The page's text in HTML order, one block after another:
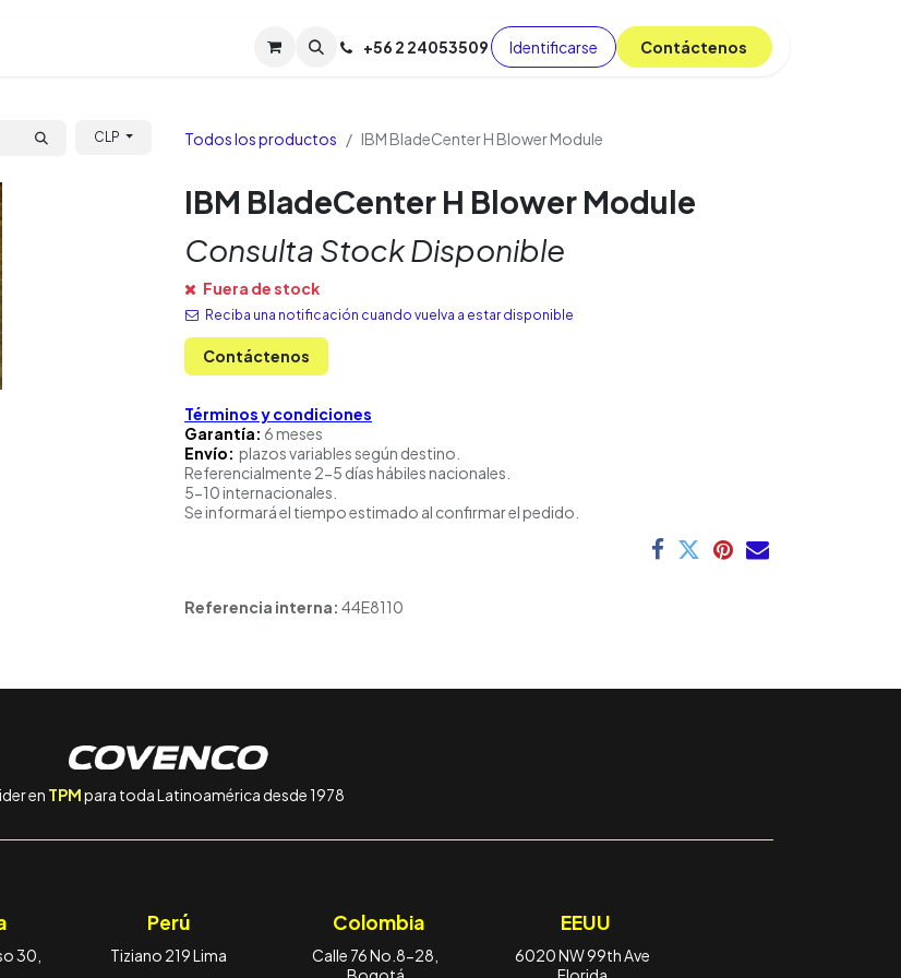
Soporte TPM (CL) Tienda Cursos Blog
+56 2 24053509 Identificarse C​​​​ont​​​​áct​​​​​​en​​​​​​os
CLP Todos los productos IBM BladeCenter H Blower Module
IBM BladeCenter H Blower Module
Consulta Stock Disponible
Fuera de stock
Reciba una notificación cuando vuelva a estar disponible
Contáctenos
Términos y condiciones
Garantía: 6 meses
Envío: plazos variables según destino.
Referencialmente 2-5 días hábiles nacionales.
5-10 internacionales.
Se informará el tiempo estimado al confirmar el pedido.
Referencia interna: 44E8110
en TPMpara toda Latinoamérica desde 1978
30,
Perú
Tiziano 219 Lima
Colombia
Calle 76 No.8-28,
EEUU
6020 NW 99th Ave